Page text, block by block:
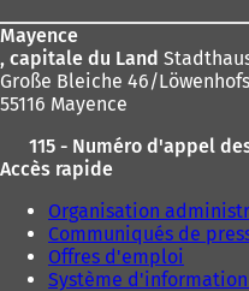
Mayence
, capitale du Land
Große Bleiche 46/
55116 Mayence
115 - Numéro d'appel
Accès rapide
Organisation
Communiqués de
Offres d'emploi
Système